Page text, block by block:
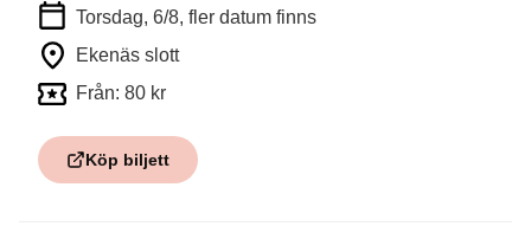
Torsdag, 6/8, fler datum finns
Ekenäs slott
Från: 80 kr
Köp biljett